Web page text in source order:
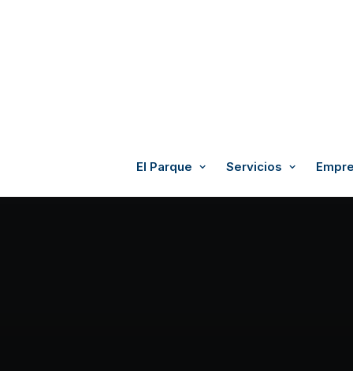
El Parque Servicios